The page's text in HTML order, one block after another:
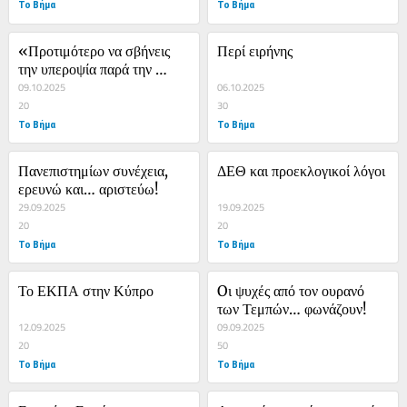
2025
Το Βήμα Το Βήμα
«Προτιμότερο να σβήνεις
την υπεροψία παρά την
πυρκαγιά»
09.10.2025
20
Το Βήμα
Περί ειρήνης
06.10.2025
30
Το Βήμα
Πανεπιστημίων συνέχεια,
ερευνώ και… αριστεύω!
29.09.2025
20
Το Βήμα
ΔΕΘ και προεκλογικοί λόγοι
19.09.2025
20
Το Βήμα
Το ΕΚΠΑ στην Κύπρο
12.09.2025
20
Το Βήμα
Oι ψυχές από τον ουρανό
των Τεμπών… φωνάζουν!
09.09.2025
50
Το Βήμα